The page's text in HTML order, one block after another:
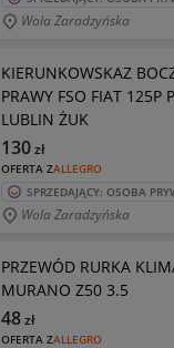
Wola Zaradzyńska
KIERUNKOWSKAZ
PRAWY FSO FIAT 125P
LUBLIN ŻUK
OFERTA ZALLEGRO
130zł
SPRZEDAJĄCY: OSOBA
Wola Zaradzyńska
PRZEWÓD RURKA
MURANO Z50 3.5
OFERTA ZALLEGRO
48zł